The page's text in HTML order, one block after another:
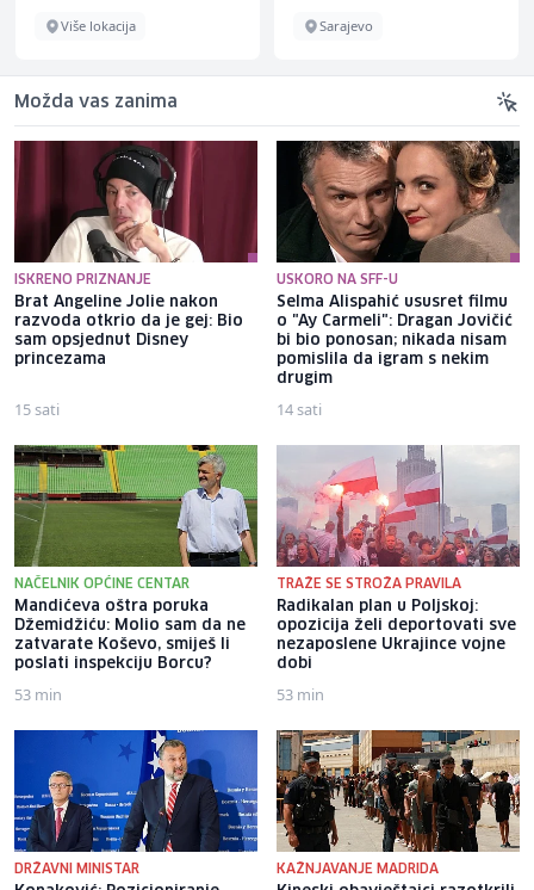
Više lokacija Sarajevo
Možda vas zanima
ISKRENO PRIZNANJE
Brat Angeline Jolie nakon
razvoda otkrio da je gej: Bio
sam opsjednut Disney
princezama
15 sati
USKORO NA SFF-U
Selma Alispahić ususret filmu
o "Ay Carmeli": Dragan Jovičić
bi bio ponosan; nikada nisam
pomislila da igram s nekim
drugim
14 sati
NAČELNIK OPĆINE CENTAR
Mandićeva oštra poruka
Džemidžiću: Molio sam da ne
zatvarate Koševo, smiješ li
poslati inspekciju Borcu?
53 min
TRAŽE SE STROŽA PRAVILA
Radikalan plan u Poljskoj:
opozicija želi deportovati sve
nezaposlene Ukrajince vojne
dobi
53 min
DRŽAVNI MINISTAR KAŽNJAVANJE MADRIDA